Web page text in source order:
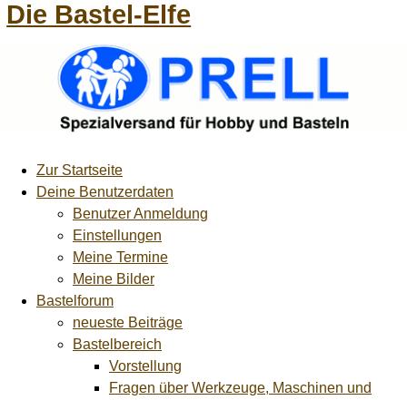
Die Bastel-Elfe
Zur Startseite
Deine Benutzerdaten
Benutzer Anmeldung
Einstellungen
Meine Termine
Meine Bilder
Bastelforum
neueste Beiträge
Bastelbereich
Vorstellung
Fragen über Werkzeuge, Maschinen und